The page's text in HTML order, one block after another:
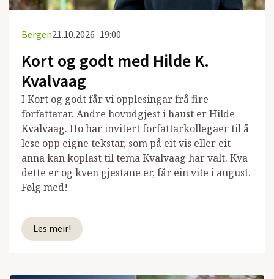
Bergen21.10.2026 19:00
Kort og godt med Hilde K.
Kvalvaag
I Kort og godt får vi opplesingar frå fire
forfattarar. Andre hovudgjest i haust er Hilde
Kvalvaag. Ho har invitert forfattarkollegaer til å
lese opp eigne tekstar, som på eit vis eller eit
anna kan koplast til tema Kvalvaag har valt. Kva
dette er og kven gjestane er, får ein vite i august.
Følg med!
Les meir!